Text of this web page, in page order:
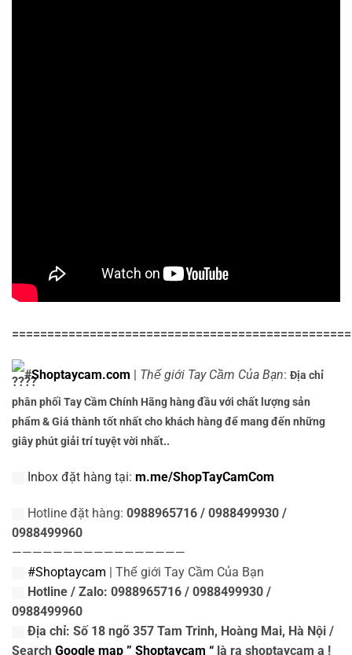
#Shoptaycam.com Thế giới Tay Cầm Của Bạn: Địa chỉ
phân phối Tay Cầm Chính Hãng hàng đầu với chất lượng sản
phẩm & Giá thành tốt nhất cho khách hàng để mang đến những
giây phút giải trí tuyệt vời nhất..
Inbox đặt hàng tại: m.me/ShopTayCamCom
Hotline đặt hàng: 0988965716 / 0988499930 /
0988499960
—————————————————
#Shoptaycam | Thế giới Tay Cầm Của Bạn
Hotline / Zalo: 0988965716 / 0988499930 /
0988499960
Địa chỉ: Số 18 ngõ 357 Tam Trinh, Hoàng Mai, Hà Nội /
Search Google map ” Shoptaycam “ là ra shoptaycam ạ !